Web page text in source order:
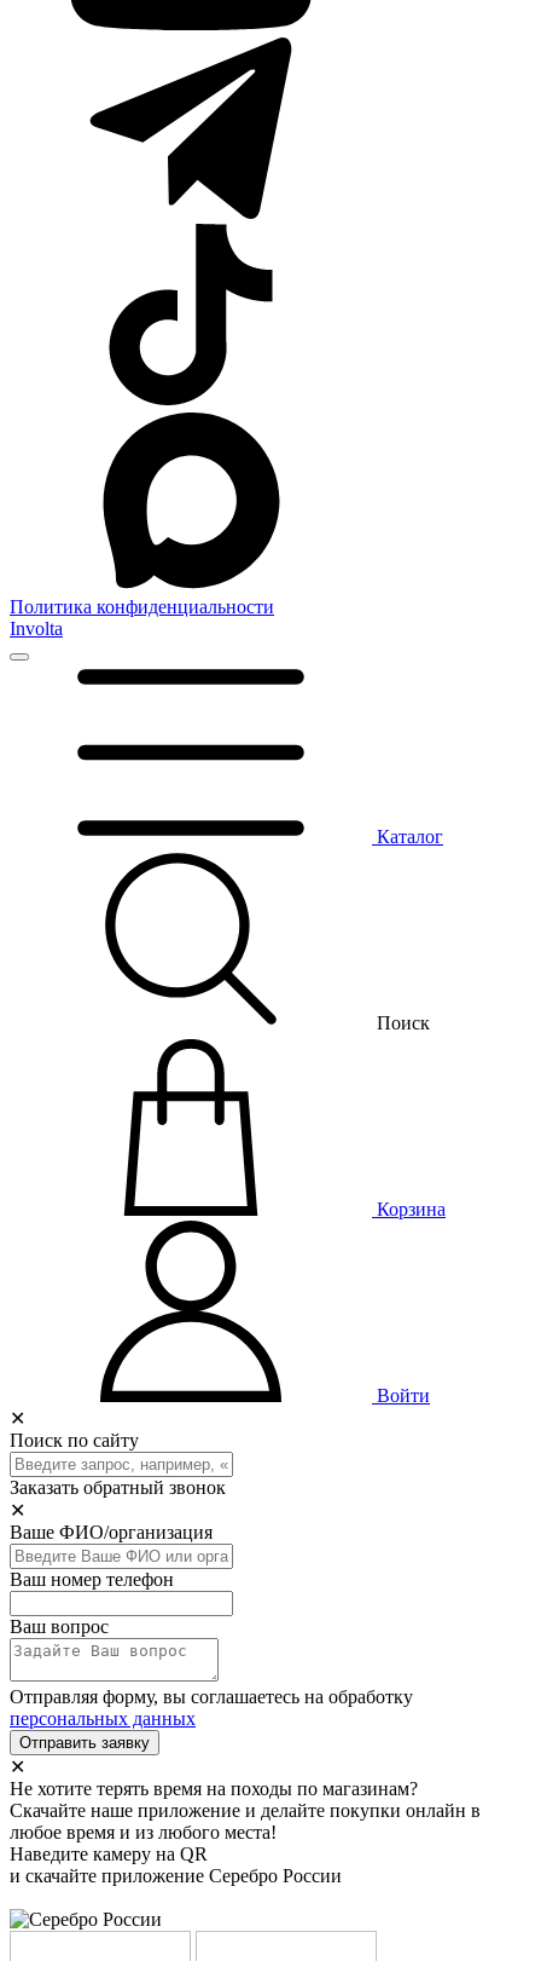
Политика конфиденциальности
Involta
Каталог
Поиск
Корзина
Войти
✕
Поиск по сайту
Заказать обратный звонок
✕
Ваше ФИО/организация
Ваш номер телефон
Ваш вопрос
Отправляя форму, вы соглашаетесь на обработку
персональных данных
Отправить заявку
✕
Не хотите терять время на походы по магазинам?
Скачайте наше приложение и делайте покупки онлайн в
любое время и из любого места!
Наведите камеру на QR
и скачайте приложение Серебро России